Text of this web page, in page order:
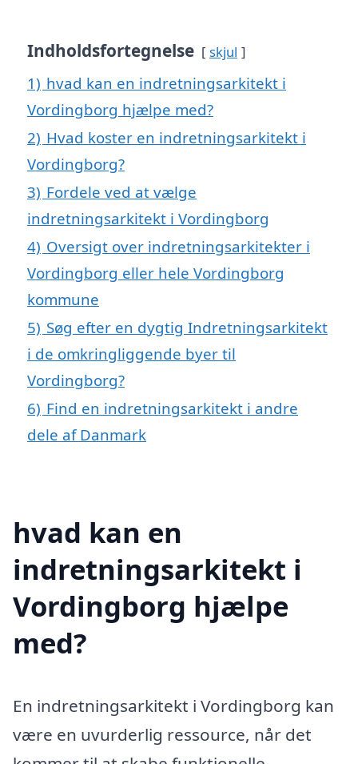
Indholdsfortegnelse skjul
1) hvad kan en indretningsarkitekt i
Vordingborg hjælpe med?
2) Hvad koster en indretningsarkitekt i
Vordingborg?
3) Fordele ved at vælge
indretningsarkitekt i Vordingborg
4) Oversigt over indretningsarkitekter i
Vordingborg eller hele Vordingborg
kommune
5) Søg efter en dygtig Indretningsarkitekt
i de omkringliggende byer til
Vordingborg?
6) Find en indretningsarkitekt i andre
dele af Danmark
hvad kan en
indretningsarkitekt i
Vordingborg hjælpe
med?
En indretningsarkitekt i Vordingborg kan
være en uvurderlig ressource, når det